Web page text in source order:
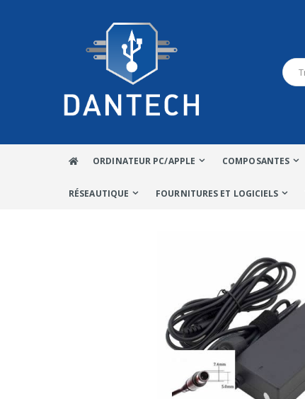
ORDINATEUR PC/APPLE COMPOSANTES
RÉSEAUTIQUE FOURNITURES ET LOGICIELS